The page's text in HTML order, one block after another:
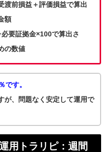
渡前損益＋評価損益で算出
額
必要証拠金×100で算出さ
の数値
です。
が、問題なく安定して運用で
用トラリピ：週間